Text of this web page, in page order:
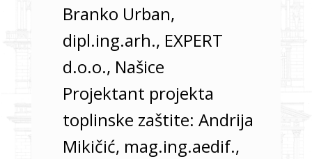
Branko Urban,
dipl.ing.arh., EXPERT
d.o.o., Našice
Projektant projekta
toplinske zaštite: Andrija
Mikičić, mag.ing.aedif.,